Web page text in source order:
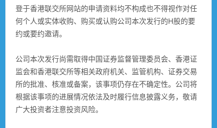
登于香港联交所网站的申请资料均不构成也不得视作对任
何个人或实体收购、购买或认购公司本次发行的H股的要
约或要约邀请。
公司本次发行尚需取得中国证券监督管理委员会、香港证
监会和香港联交所等相关政府机关、监管机构、证券交易
所的批准、核准或备案，该事项仍存在不确定性。公司将
根据该事项的进展情况依法及时履行信息披露义务，敬请
广大投资者注意投资风险。